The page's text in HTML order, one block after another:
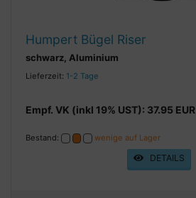
Humpert Bügel Riser
schwarz, Aluminium
Lieferzeit: 1-2 Tage
Empf. VK (inkl 19% UST): 37.95 EUR
Bestand: wenige auf Lager
DETAILS